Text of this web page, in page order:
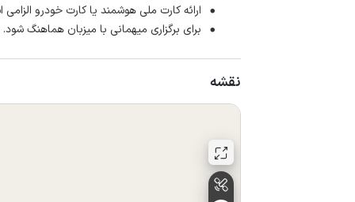
ارائه کارت ملی هوشمند یا کارت خودرو
برای برگزاری میهمانی با میزبان هماهنگ شود.
نقشه